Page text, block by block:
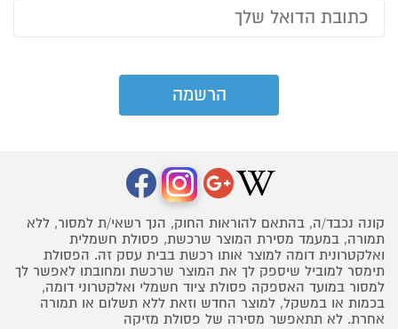
קונה נכבד/ה, בהתאם להוראות החוק, הנך רשאי/ת למסור, ללא
תמורה, במעמד מסירת המוצר שרכשת, פסולת חשמלית
ואלקטרונית דומה למוצר אותו רכשת בבית עסק זה. הפסולת
תימסר למוביל שיספק לך את המוצר שרכשת ומחובתו לאפשר לך
למסור במועד האספקה פסולת ציוד חשמלי ואלקטרוני דומה,
בכמות או במשקל, למוצר החדש וזאת ללא תשלום או תמורה
אחרת. לא תתאפשר מסירה של פסולת מזיקה